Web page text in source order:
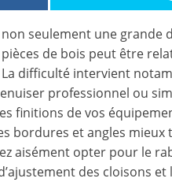
seulement une grande
de bois peut être
difficulté intervient
professionnel ou
finitions de vos
bordures et angles mieux
aisément opter pour le
des cloisons et